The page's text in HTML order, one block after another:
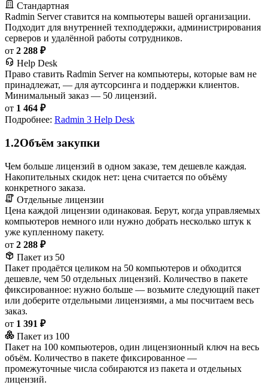
Стандартная
Radmin Server ставится на компьютеры вашей организации.
Подходит для внутренней техподдержки, администрирования
серверов и удалённой работы сотрудников.
от 2 288 ₽
Help Desk
Право ставить Radmin Server на компьютеры, которые вам не
принадлежат, — для аутсорсинга и поддержки клиентов.
Минимальный заказ — 50 лицензий.
от 1 464 ₽
Подробнее: Radmin 3 Help Desk
1.2Объём закупки
Чем больше лицензий в одном заказе, тем дешевле каждая.
Накопительных скидок нет: цена считается по объёму
конкретного заказа.
Отдельные лицензии
Цена каждой лицензии одинаковая. Берут, когда управляемых
компьютеров немного или нужно добрать несколько штук к
уже купленному пакету.
от 2 288 ₽
Пакет из 50
Пакет продаётся целиком на 50 компьютеров и обходится
дешевле, чем 50 отдельных лицензий. Количество в пакете
фиксированное: нужно больше — возьмите следующий пакет
или доберите отдельными лицензиями, а мы посчитаем весь
заказ.
от 1 391 ₽
Пакет из 100
Пакет на 100 компьютеров, один лицензионный ключ на весь
объём. Количество в пакете фиксированное —
промежуточные числа собираются из пакета и отдельных
лицензий.